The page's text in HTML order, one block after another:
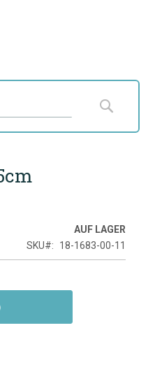
AUF LAGER
SKU
18-1683-00-11